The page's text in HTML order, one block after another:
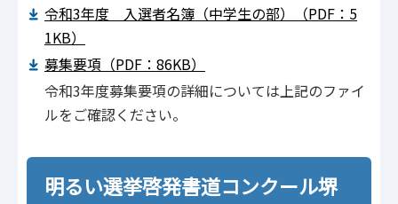
令和3年度 入選者名簿（中学生の部）（PDF：5
1KB）
募集要項（PDF：86KB）
令和3年度募集要項の詳細については上記のファイ
ルをご確認ください。
明るい選挙啓発書道コンクール堺